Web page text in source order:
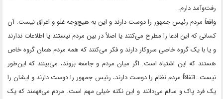
رفت‌و‌آمد دارم.
واقعاً مردم رئیس جمهور را دوست دارند و این به هیچ‌وجه غلو و اغراق نیست. آن
کسانی که این ادعا را مطرح می‌کنند یا اصلاً در بین مردم نیستند یا اطلاعات ندارند
و یا با یک گروه خاصی سر‌و‌کار دارند و فکر می‌کنند که همه مردم همان گروه خاص
هستند که این اشتباه است. اگر میان مردم و جامعه بروند، می‌بینند که این‌طور
نیست. اتفاقاً مردم نظام را دوست دارند، رئیس جمهور را دوست دارند و ایشان را
یک فرد پاک و سالم می‌دانند و این نکته خیلی مهم است. مردم می‌فهمند که یک